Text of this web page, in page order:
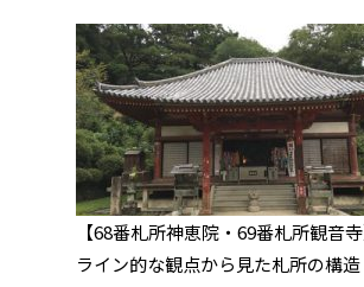
【68番札所神恵院・69番札所観音
ライン的な観点から見た札所の構造